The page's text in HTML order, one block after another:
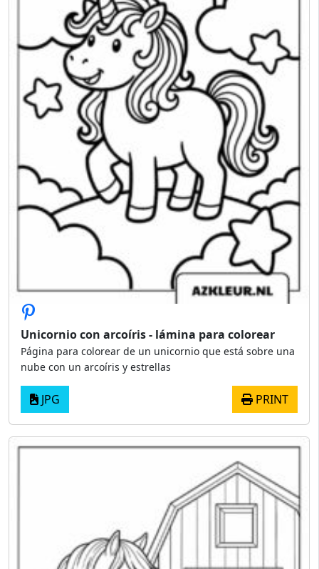
Unicornio con arcoíris - lámina para colorear
Página para colorear de un unicornio que está sobre una
nube con un arcoíris y estrellas
JPG PRINT